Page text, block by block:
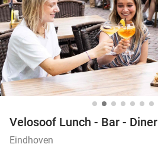
Velosoof Lunch - Bar - Diner
Eindhoven